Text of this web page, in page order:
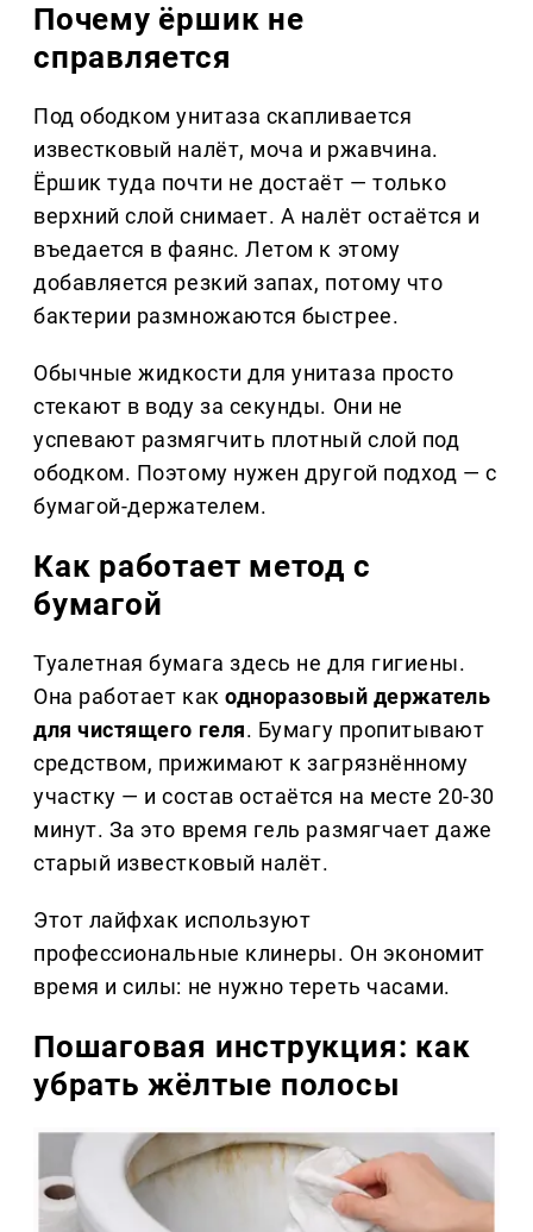
Почему ёршик не
справляется
Под ободком унитаза скапливается
известковый налёт, моча и ржавчина.
Ёршик туда почти не достаёт — только
верхний слой снимает. А налёт остаётся и
въедается в фаянс. Летом к этому
добавляется резкий запах, потому что
бактерии размножаются быстрее.
Обычные жидкости для унитаза просто
стекают в воду за секунды. Они не
успевают размягчить плотный слой под
ободком. Поэтому нужен другой подход — с
бумагой-держателем.
Как работает метод с
бумагой
Туалетная бумага здесь не для гигиены.
Она работает какодноразовый держатель
для чистящего геля. Бумагу пропитывают
средством, прижимают к загрязнённому
участку — и состав остаётся на месте 20-30
минут. За это время гель размягчает даже
старый известковый налёт.
Этот лайфхак используют
профессиональные клинеры. Он экономит
время и силы: не нужно тереть часами.
Пошаговая инструкция: как
убрать жёлтые полосы